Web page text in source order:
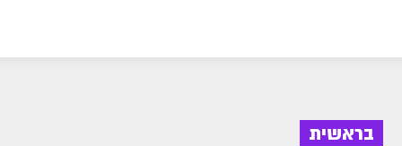
ספר הזוהר פרשת תזריע למתקדמים
בראשית